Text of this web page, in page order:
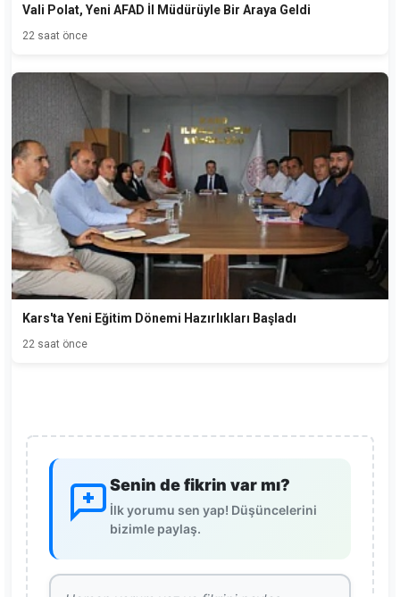
Vali Polat, Yeni AFAD İl Müdürüyle Bir Araya Geldi
22 saat önce
Kars'ta Yeni Eğitim Dönemi Hazırlıkları Başladı
22 saat önce
Senin de fikrin var mı?
İlk yorumu sen yap! Düşüncelerini
bizimle paylaş.